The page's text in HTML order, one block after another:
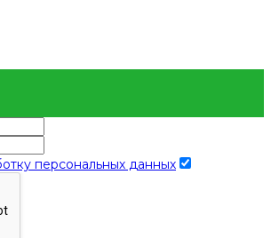
персональных данных